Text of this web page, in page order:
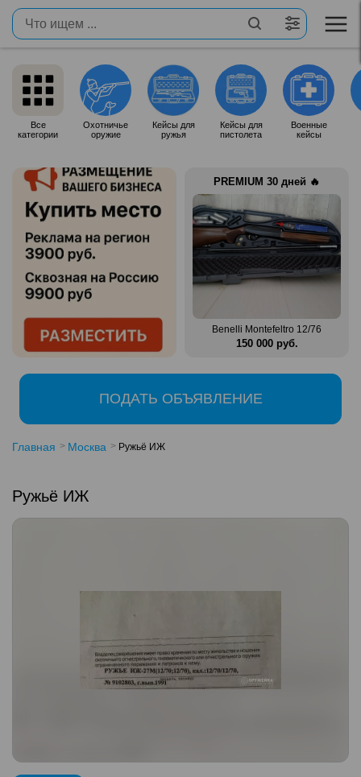
Все
категории
Охотничье
оружие
Кейсы для
ружья
Кейсы для
пистолета
Военные
кейсы
PREMIUM 30 дней 🔥
Продам итальянское ружье
Silma M70
80 000 руб.
Benelli Montefeltro 12/76
150 000 руб.
ПОДАТЬ ОБЪЯВЛЕНИЕ
Главная Москва Ружьё ИЖ
Ружьё ИЖ